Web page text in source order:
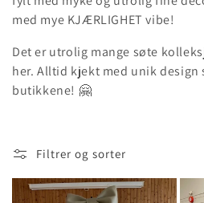
i
n
g
med mye KJÆRLIGHET vibe!
Det er utrolig mange søte
her. Alltid kjekt med unik design
butikkene! 🤗
Filtrer og sorter